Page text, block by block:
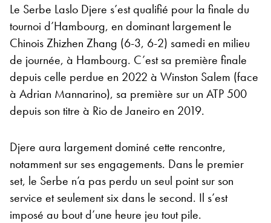
Le Serbe Laslo Djere s’est qualifié pour la finale du
tournoi d’Hambourg, en dominant largement le
Chinois Zhizhen Zhang (6-3, 6-2) samedi en milieu
de journée, à Hambourg. C’est sa première finale
depuis celle perdue en 2022 à Winston Salem (face
à Adrian Mannarino), sa première sur un ATP 500
depuis son titre à Rio de Janeiro en 2019.
Djere aura largement dominé cette rencontre,
notamment sur ses engagements. Dans le premier
set, le Serbe n’a pas perdu un seul point sur son
service et seulement six dans le second. Il s’est
imposé au bout d’une heure jeu tout pile.